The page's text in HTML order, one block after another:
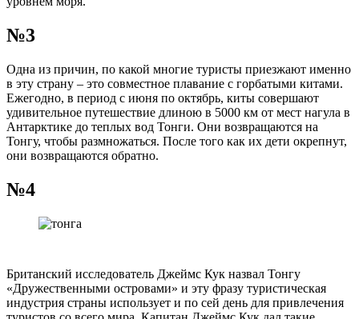
№3
Одна из причин, по какой многие туристы приезжают именно
в эту страну – это совместное плавание с горбатыми китами.
Ежегодно, в период с июня по октябрь, киты совершают
удивительное путешествие длиною в 5000 км от мест нагула в
Антарктике до теплых вод Тонги. Они возвращаются на
Тонгу, чтобы размножаться. После того как их дети окрепнут,
они возвращаются обратно.
№4
Британский исследователь Джеймс Кук назвал Тонгу
«Дружественными островами» и эту фразу туристическая
индустрия страны использует и по сей день для привлечения